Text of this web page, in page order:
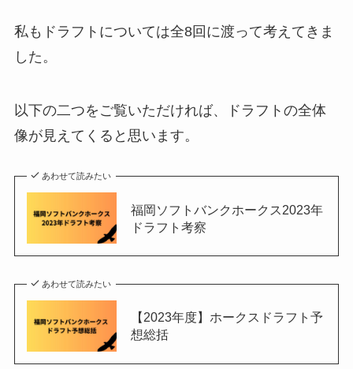
私もドラフトについては全8回に渡って考えてきま
した。
以下の二つをご覧いただければ、ドラフトの全体
像が見えてくると思います。
あわせて読みたい
福岡ソフトバンクホークス2023年
ドラフト考察
あわせて読みたい
【2023年度】ホークスドラフト予
想総括